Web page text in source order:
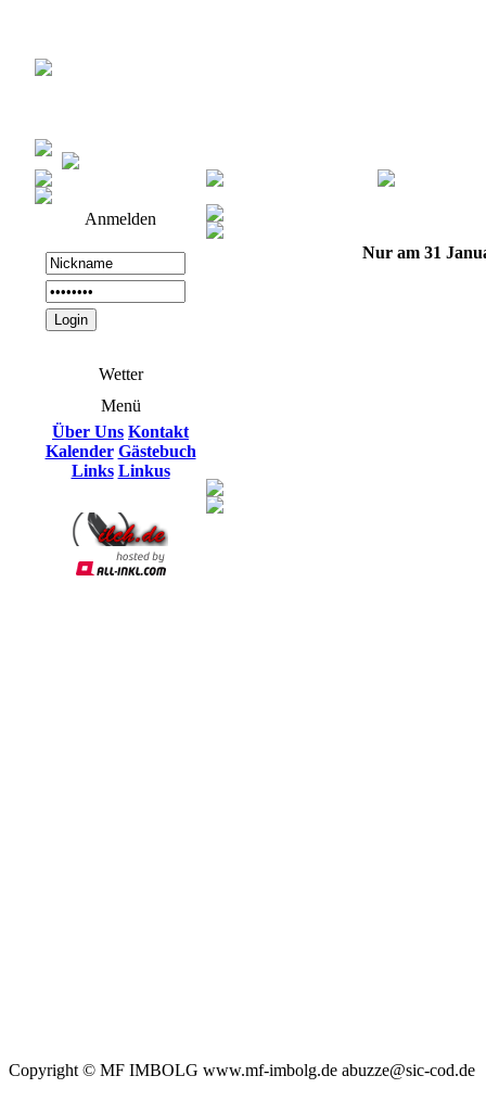
Anmelden
Wetter
Menü
Über Uns Kontakt
Kalender Gästebuch
Links Linkus
Nur am 31
Copyright © MF IMBOLG www.mf-imbolg.de abuzze@sic-cod.de